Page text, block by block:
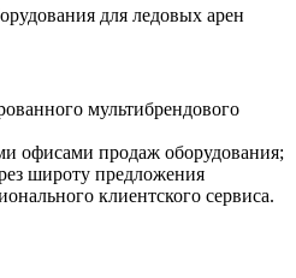
для ледовых арен
мультибрендового
офисами продаж оборудования;
широту предложения
клиентского сервиса.